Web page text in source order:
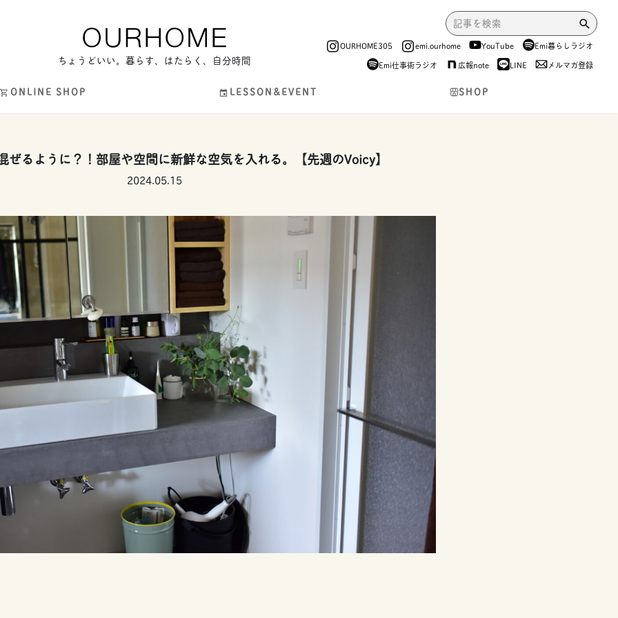
ちょうどいい。暮らす、はたらく、自分時間
OURHOME305 emi.ourhome YouTube
Emi暮らしラジオ
Emi仕事術ラジオ
広報note LINE メルマガ登録
ONLINE SHOP LESSON&EVENT SHOP
ぜるように？！部屋や空間に新鮮な空気を入れる。【先週のVoicy】
2024.05.15